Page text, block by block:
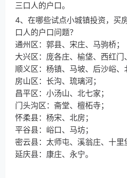
三口人的户口。
4、在哪些试点小城镇投资，买
口人的户口问题？
通州区：郭县、宋庄、马驹桥；
大兴区：庞各庄、榆垡、西红门
顺义区：杨镇、马坡、后沙峪、
房山区：长沟、琉璃河；
昌平区：小汤山、北七家；
门头沟区：斋堂、檀柘寺；
怀柔县：杨宋、北房；
平谷县：峪口、马坊；
密云县：太师屯、溪翁庄、十里
延庆县：康庄、永宁。